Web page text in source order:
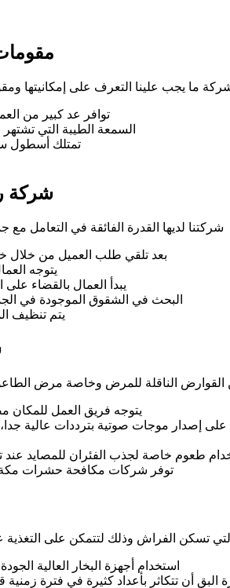
شركة ما يجب علينا التعرف على إمكانيتها
توافر عد كبير من
السمعة الطيبة التي
تمتلك أسطول
شركة
شركتنا لديها القدرة الفائقة في التعامل
بعد تلقي طلب العميل من خلال
يتوجه
يبدأ العمال بالقضاء
البحث في الشقوق الموجودة في
يتم تنظيف
القوارض الناقلة للمرض وخاصة مرض
يتوجه فريق العمل للمكان
على إصدار موجات صوتية بترددات عالية
طعوم خاصة لجذب الفئران للمصايد عند
توفر شركات مكافحة حشرات مكة
تسكن الفراش وذلك لتتمكن على
استخدام أجهزة البخار العالية
أن تتكاثر بأعداد كثيرة في فترة